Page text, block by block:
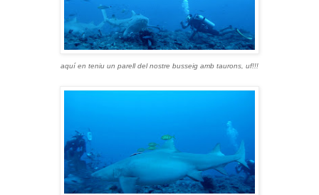
aquí en teniu un parell del nostre busseig amb taurons, uf!!!